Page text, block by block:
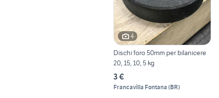
4
Dischi foro 50mm per bilanicere
20, 15, 10, 5 kg
3 €
Francavilla Fontana (BR)